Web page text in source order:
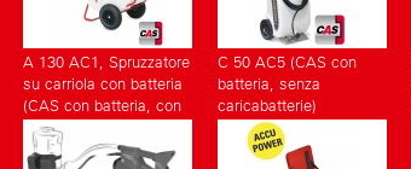
A 130 AC1, Spruzzatore
su carriola con batteria
(CAS con batteria, con
caricabatterie)
C 50 AC5 (CAS con
batteria, senza
caricabatterie)